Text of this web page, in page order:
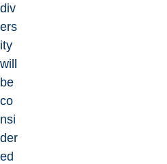
div
ers
ity
will
be
co
nsi
der
ed